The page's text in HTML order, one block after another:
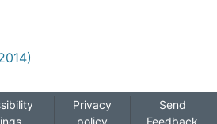
Privacy
policy
Send
Feedback